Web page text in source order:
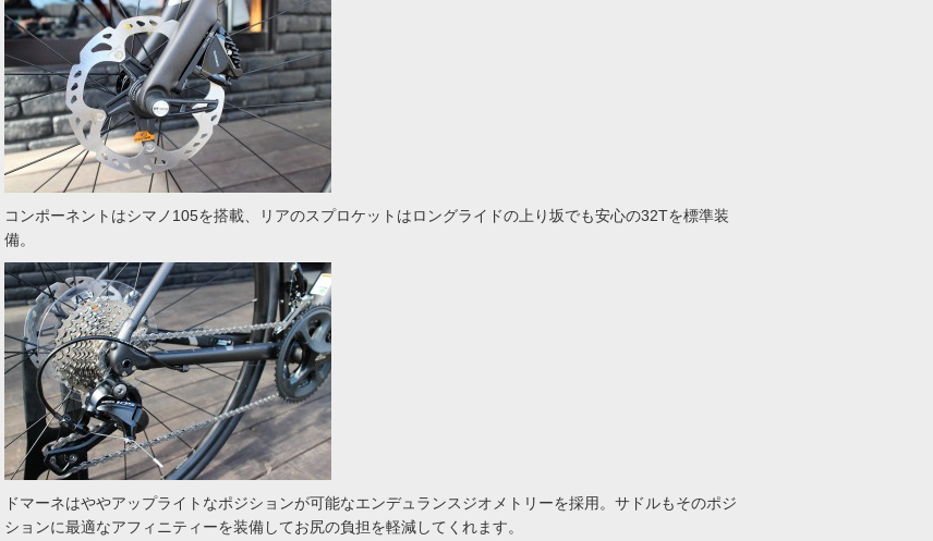
コンポーネントはシマノ105を搭載、リアのスプロケットはロングライドの上り坂でも安心の32Tを標準装
備。
ドマーネはややアップライトなポジションが可能なエンデュランスジオメトリーを採用。サドルもそのポジ
ションに最適なアフィニティーを装備してお尻の負担を軽減してくれます。